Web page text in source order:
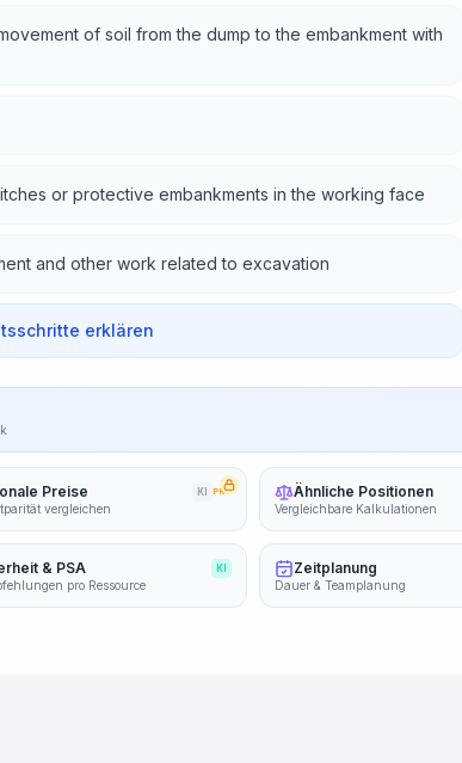
of soil from the dump to the embankment with
or protective embankments in the working face
and other work related to excavation
erklären
Preise KI PRO
vergleichen
Ähnliche Positionen
Vergleichbare Kalkulationen
& PSA KI
pro Ressource
Zeitplanung
Dauer & Teamplanung